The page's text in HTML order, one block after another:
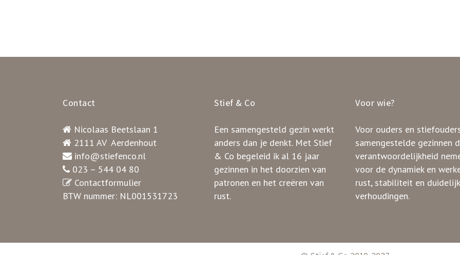
Contact
Nicolaas Beetslaan 1
2111 AV Aerdenhout
info@stiefenco.nl
023 – 544 04 80
Contactformulier
BTW nummer: NL001531723
Stief & Co
Een samengesteld gezin werkt
anders dan je denkt. Met Stief
& Co begeleid ik al 16 jaar
gezinnen in het doorzien van
patronen en het creëren van
rust.
Voor wie?
Voor ouders en
samengestelde gezinnen
verantwoordelijkheid
voor de dynamiek en
rust, stabiliteit en
verhoudingen.